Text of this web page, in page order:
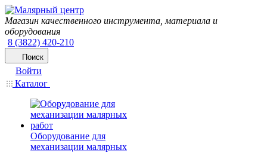
Магазин качественного инструмента, материала и
оборудования
8 (3822) 420-210
Поиск
Войти
Каталог
Оборудование для
механизации малярных